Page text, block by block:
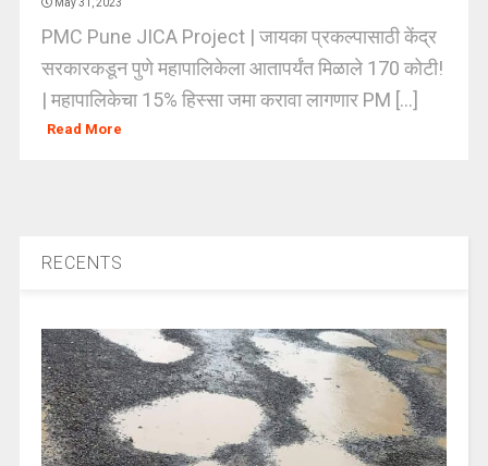
May 31, 2023
PMC Pune JICA Project | जायका प्रकल्पासाठी केंद्र
सरकारकडून पुणे महापालिकेला आतापर्यंत मिळाले 170 कोटी!
| महापालिकेचा 15% हिस्सा जमा करावा लागणार PM [...]
Read More
RECENTS